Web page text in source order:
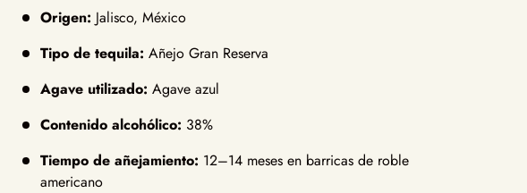
Origen: Jalisco, México
Tipo de tequila: Añejo Gran Reserva
Agave utilizado: Agave azul
Contenido alcohólico: 38%
Tiempo de añejamiento: 12–14 meses en barricas de roble
americano